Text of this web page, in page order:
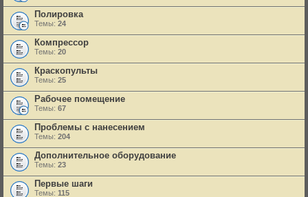
Полировка
Темы: 24
Компрессор
Темы: 20
Краскопульты
Темы: 25
Рабочее помещение
Темы: 67
Проблемы с нанесением
Темы: 204
Дополнительное оборудование
Темы: 23
Первые шаги
Темы: 115